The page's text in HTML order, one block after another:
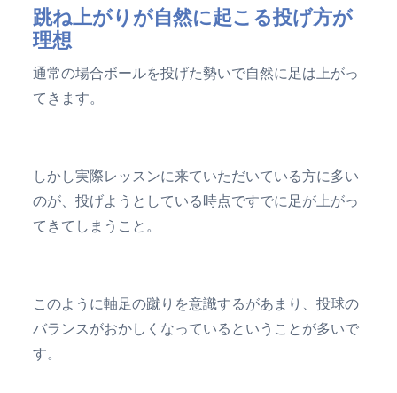
跳ね上がりが自然に起こる投げ方が
理想
通常の場合ボールを投げた勢いで自然に足は上がっ
てきます。
しかし実際レッスンに来ていただいている方に多い
のが、投げようとしている時点ですでに足が上がっ
てきてしまうこと。
このように軸足の蹴りを意識するがあまり、投球の
バランスがおかしくなっているということが多いで
す。